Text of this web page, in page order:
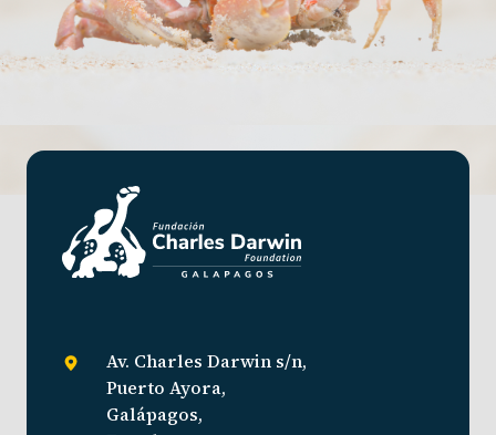
Av. Charles Darwin s/n,
Puerto Ayora,
Galápagos,